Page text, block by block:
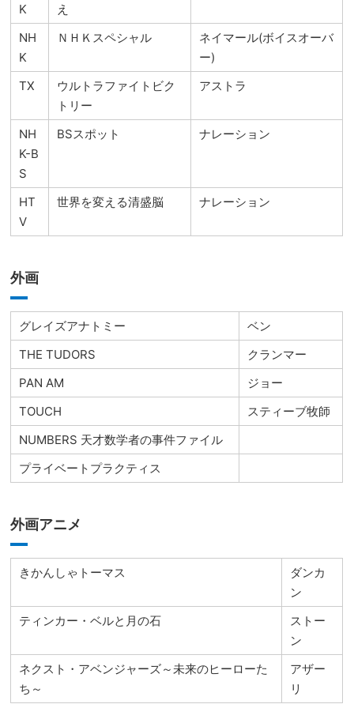
K
え
NH
K
ＮＨＫスペシャル
ネイマール(ボイスオーバ
ー)
TX
ウルトラファイトビク
トリー
アストラ
NH
K-B
S
BSスポット ナレーション
HT
V
世界を変える清盛脳 ナレーション
外画
グレイズアナトミー
ベン
THE TUDORS
クランマー
PAN AM
ジョー
TOUCH
スティーブ牧師
NUMBERS 天才数学者の事件ファイル
プライベートプラクティス
外画アニメ
きかんしゃトーマス
ダンカ
ン
ティンカー・ベルと月の石
ストー
ン
ネクスト・アベンジャーズ～未来のヒーローた
ち～
アザー
リ